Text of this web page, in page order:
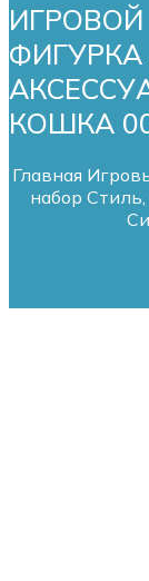
КОШКА
Главная
набор